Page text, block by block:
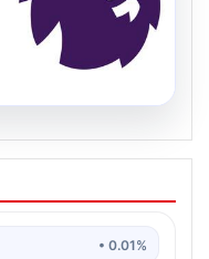
Yıldız İle
Euro
• 0.01%